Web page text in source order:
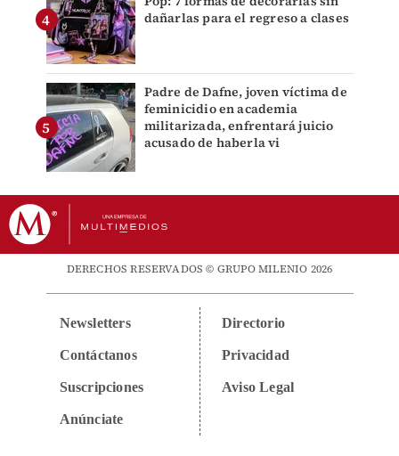
dañarlas para el regreso a clases
Padre de Dafne, joven víctima de
feminicidio en academia
militarizada, enfrentará juicio
acusado de haberla vi
DERECHOS RESERVADOS © GRUPO MILENIO 2026
Newsletters
Contáctanos
Suscripciones
Anúnciate
Directorio
Privacidad
Aviso Legal